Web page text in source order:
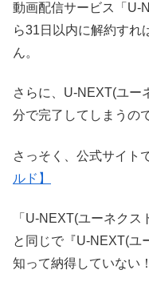
動画配信サービス「U-
ら31日以内に解約すれ
ん。
さらに、U-NEXT(ユー
分で完了してしまうの
さっそく、公式サイト
ルド】
「U-NEXT(ユーネク
と同じで『U-NEXT(ユ
知って納得していない